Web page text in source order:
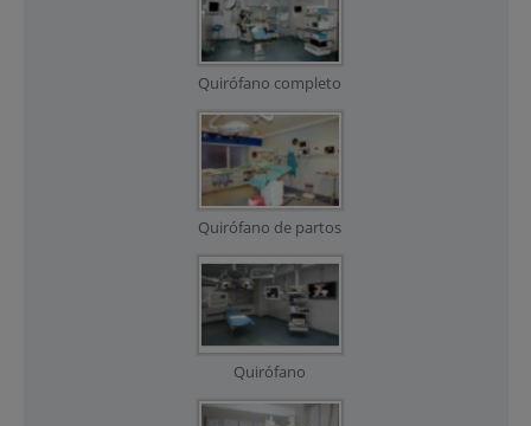
Quirófano completo
Quirófano de partos
Quirófano